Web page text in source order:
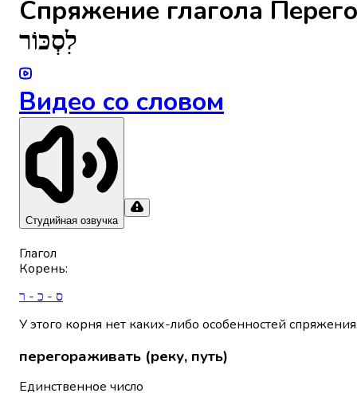
Спряжениe глагола
לִסְכּוֹר
Видео со словом
Студийная озвучка
Глагол
Корень:
ס - כ - ר
У этого корня нет каких-либо особенностей
перегораживать (реку, путь)
Единственное число